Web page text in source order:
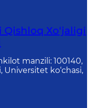
Qishloq Хo‘jаligi
manzili: 100140,
ko‘chasi,